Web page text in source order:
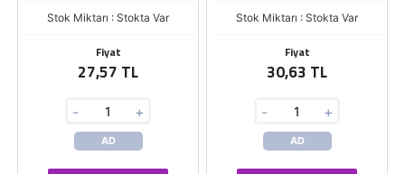
Stok Miktarı : Stokta Var
Fiyat
27,57 TL
- +
AD
Stok Miktarı : Stokta Var
Fiyat
30,63 TL
- +
AD